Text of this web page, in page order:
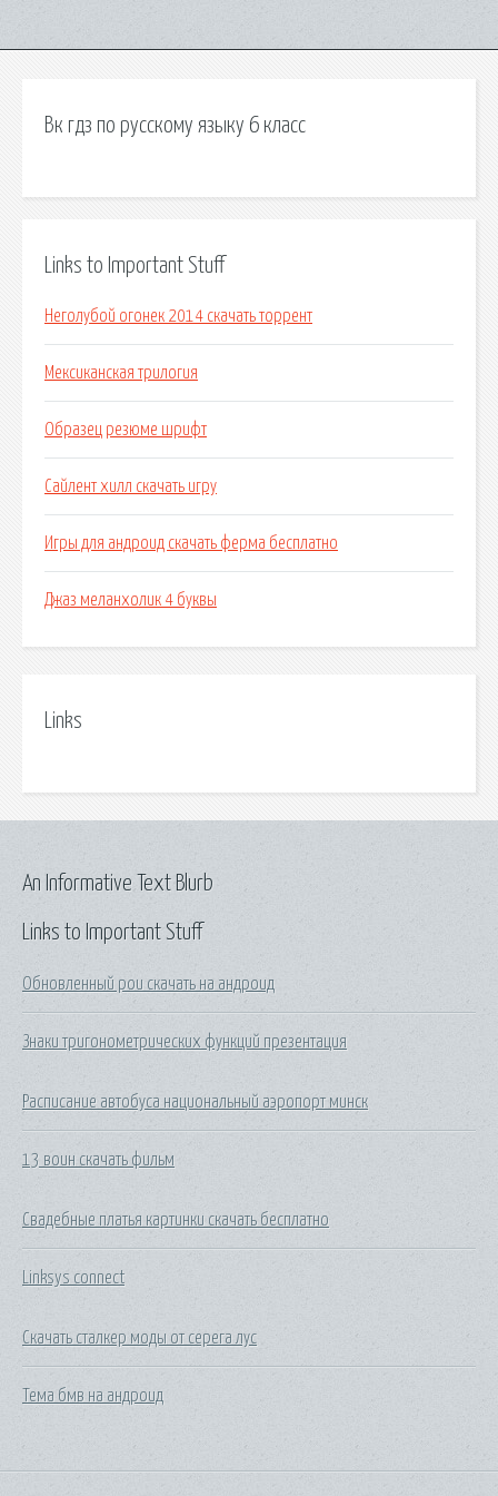
Вк гдз по русскому языку 6 класс
Links to Important Stuff
Неголубой огонек 2014 скачать торрент
Мексиканская трилогия
Образец резюме шрифт
Сайлент хилл скачать игру
Игры для андроид скачать ферма бесплатно
Джаз меланхолик 4 буквы
Links
Links to Important Stuff
Обновленный pou скачать на андроид
Знаки тригонометрических функций презентация
Расписание автобуса национальный аэропорт минск
13 воин скачать фильм
Свадебные платья картинки скачать бесплатно
Linksys connect
Скачать сталкер моды от серега лус
Тема бмв на андроид
An Informative Text Blurb